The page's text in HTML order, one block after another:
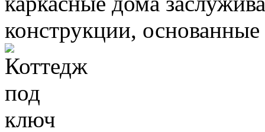
конструкции,